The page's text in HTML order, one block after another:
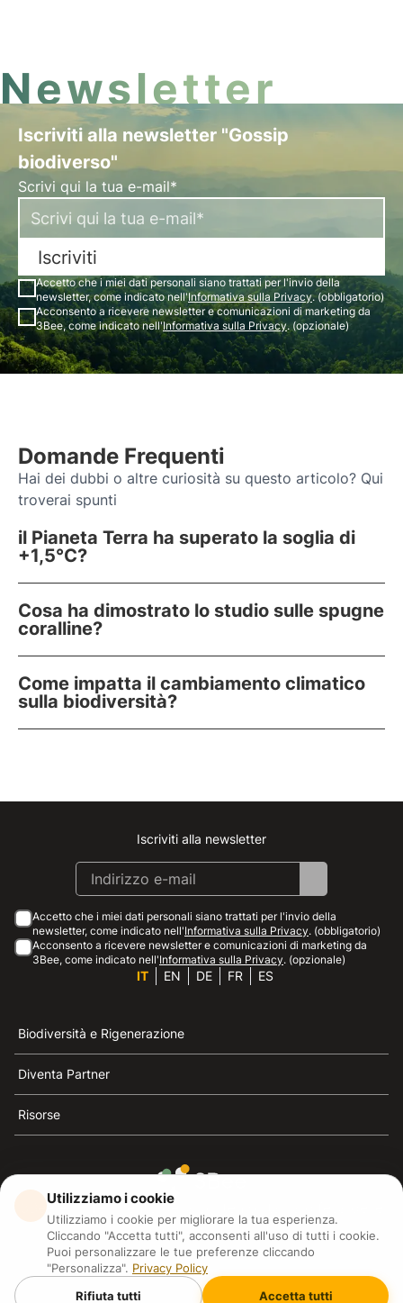
Newsletter
Iscriviti alla newsletter "Gossip
biodiverso"
Scrivi qui la tua e-mail*
Iscriviti
Accetto che i miei dati personali siano trattati per l'invio della
newsletter, come indicato nell'Informativa sulla Privacy. (obbligatorio)
Acconsento a ricevere newsletter e comunicazioni di marketing da
3Bee, come indicato nell'Informativa sulla Privacy. (opzionale)
Domande Frequenti
Hai dei dubbi o altre curiosità su questo articolo? Qui
troverai spunti
il Pianeta Terra ha superato la soglia di
+1,5°C?
Cosa ha dimostrato lo studio sulle spugne
coralline?
Come impatta il cambiamento climatico
sulla biodiversità?
Instagram
Facebook
Linkedin
Youtube
Iscriviti alla newsletter
Accetto che i miei dati personali siano trattati per l'invio della
newsletter, come indicato nell'Informativa sulla Privacy. (obbligatorio)
Acconsento a ricevere newsletter e comunicazioni di marketing da
3Bee, come indicato nell'Informativa sulla Privacy. (opzionale)
IT EN DE FR ES
Biodiversità e Rigenerazione
Diventa Partner
Risorse
3Bee è il riferimento della sostenibilità, la difesa delle
api e della biodiversità
3Bee S.R.L Via Pastrengo 14, 20159, Milano (MI)
P.IVA: IT09711590969
3Bee GmbHSede legale: Oranienburger Straße 23, 10178
Utilizziamo i cookie
Utilizziamo i cookie per migliorare la tua esperienza.
Cliccando "Accetta tutti", acconsenti all'uso di tutti i cookie.
Puoi personalizzare le tue preferenze cliccando
"Personalizza". Privacy Policy
Rifiuta tutti
Accetta tutti